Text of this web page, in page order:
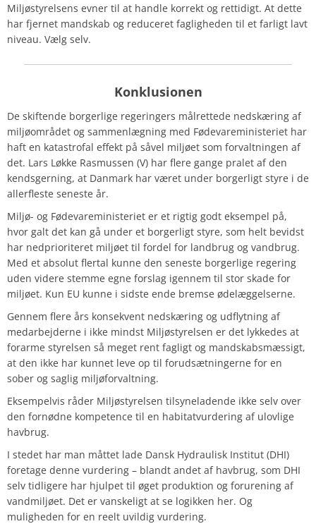
Miljøstyrelsens evner til at handle korrekt og rettidigt. At dette
har fjernet mandskab og reduceret fagligheden til et farligt lavt
niveau. Vælg selv.
Konklusionen
De skiftende borgerlige regeringers målrettede nedskæring af
miljøområdet og sammenlægning med Fødevareministeriet har
haft en katastrofal effekt på såvel miljøet som forvaltningen af
det. Lars Løkke Rasmussen (V) har flere gange pralet af den
kendsgerning, at Danmark har været under borgerligt styre i de
allerfleste seneste år.
Miljø- og Fødevareministeriet er et rigtig godt eksempel på,
hvor galt det kan gå under et borgerligt styre, som helt bevidst
har nedprioriteret miljøet til fordel for landbrug og vandbrug.
Med et absolut flertal kunne den seneste borgerlige regering
uden videre stemme egne forslag igennem til stor skade for
miljøet. Kun EU kunne i sidste ende bremse ødelæggelserne.
Gennem flere års konsekvent nedskæring og udflytning af
medarbejderne i ikke mindst Miljøstyrelsen er det lykkedes at
forarme styrelsen så meget rent fagligt og mandskabsmæssigt,
at den ikke har kunnet leve op til forudsætningerne for en
sober og saglig miljøforvaltning.
Eksempelvis råder Miljøstyrelsen tilsyneladende ikke selv over
den fornødne kompetence til en habitatvurdering af ulovlige
havbrug.
I stedet har man måttet lade Dansk Hydraulisk Institut (DHI)
foretage denne vurdering – blandt andet af havbrug, som DHI
selv tidligere har hjulpet til øget produktion og forurening af
vandmiljøet. Det er vanskeligt at se logikken her. Og
muligheden for en reelt uvildig vurdering.